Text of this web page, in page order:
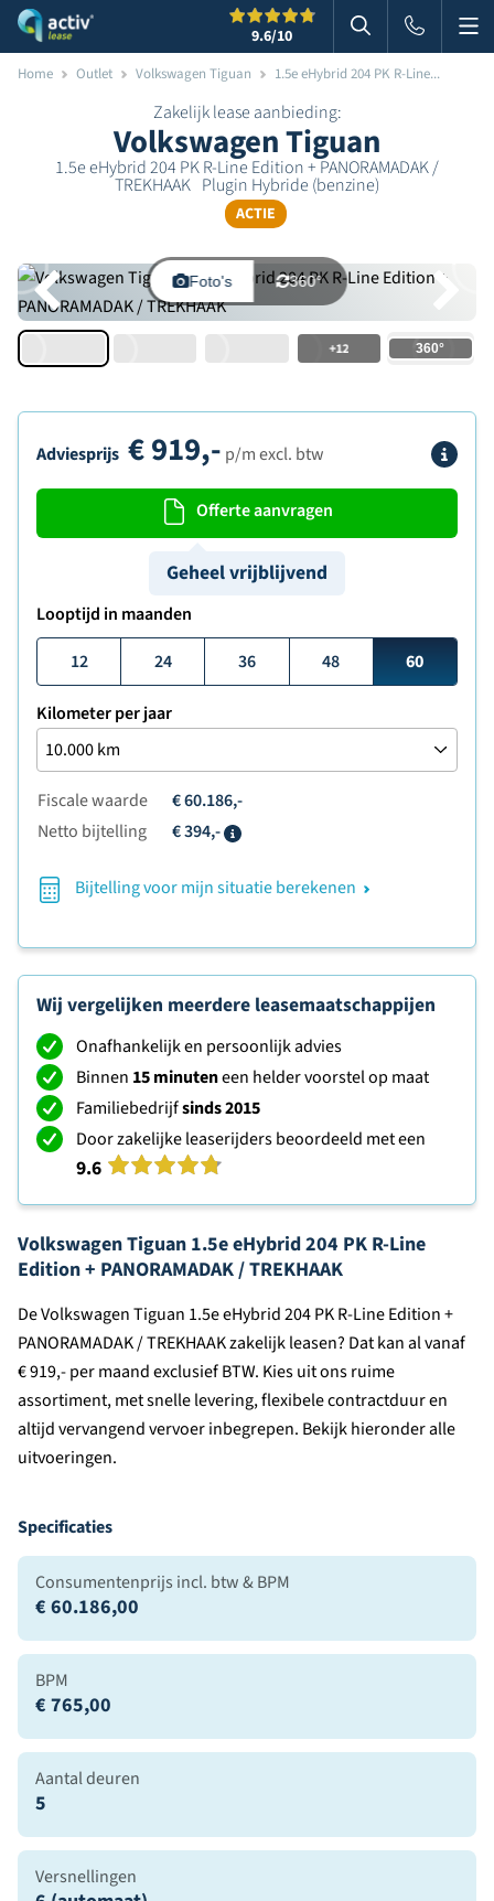
9.6/10 Zoeken in
Home Outlet Volkswagen Tiguan 1.5e eHybrid 204 PK R-Line...
Zakelijk lease aanbieding:
Volkswagen Tiguan
1.5e eHybrid 204 PK R-Line Edition + PANORAMADAK /
TREKHAAK Plugin Hybride (benzine)
ACTIE
Foto's 360°
+12
Adviesprijs €919,- p/m excl. btw
Offerte aanvragen
Geheel vrijblijvend
Looptijd in maanden
12
24 36 48 60
Kilometer per jaar
Fiscale waarde
€ 60.186,-
Netto bijtelling
€ 394,-
Bijtelling voor mijn situatie berekenen
Wij vergelijken meerdere leasemaatschappijen
Onafhankelijk en persoonlijk advies
Binnen 15 minuteneen helder voorstel op maat
Familiebedrijfsinds 2015
Door zakelijke leaserijders beoordeeld met een
9.6
Volkswagen Tiguan 1.5e eHybrid 204 PK R-Line
Edition + PANORAMADAK / TREKHAAK
De Volkswagen Tiguan 1.5e eHybrid 204 PK R-Line Edition +
PANORAMADAK / TREKHAAK zakelijk leasen? Dat kan al vanaf
€ 919,- per maand exclusief BTW. Kies uit ons ruime
assortiment, met snelle levering, flexibele contractduur en
altijd vervangend vervoer inbegrepen. Bekijk hieronder alle
uitvoeringen.
Specificaties
Consumentenprijs incl. btw & BPM
€ 60.186,00
BPM
€ 765,00
Aantal deuren
5
Versnellingen